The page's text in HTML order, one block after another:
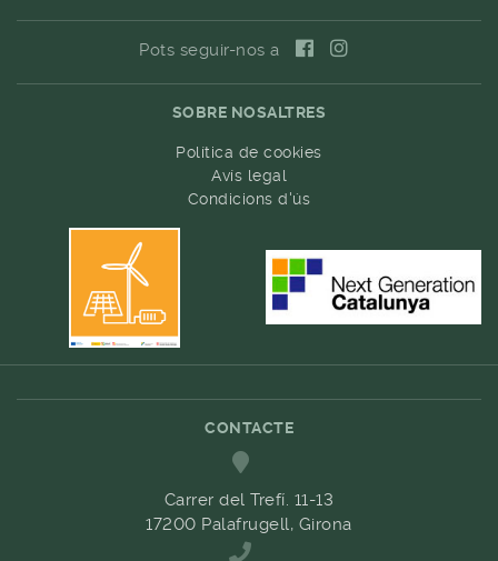
Pots seguir-nos a
SOBRE NOSALTRES
Política de cookies
Avís legal
Condicions d'ús
CONTACTE
Carrer del Trefí. 11-13
17200 Palafrugell, Girona